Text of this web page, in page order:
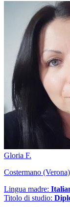
Gloria F.
Costermano
Lingua madre:
Titolo di studio: